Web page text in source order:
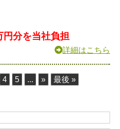
分を当社負担
詳細はこちら
4 5 ... » 最後 »